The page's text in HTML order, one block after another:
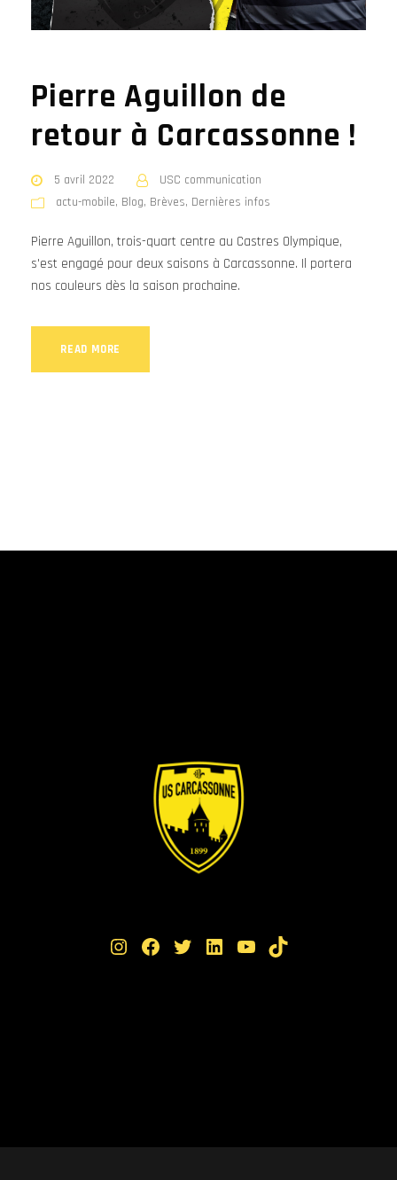
Pierre Aguillon de
retour à Carcassonne !
5 avril 2022
USC communication
actu-mobile, Blog, Brèves, Dernières infos
Pierre Aguillon, trois-quart centre au Castres Olympique,
s'est engagé pour deux saisons à Carcassonne. Il portera
nos couleurs dès la saison prochaine.
READ MORE
Instagram Facebook Twitter LinkedIn YouTube TikTok